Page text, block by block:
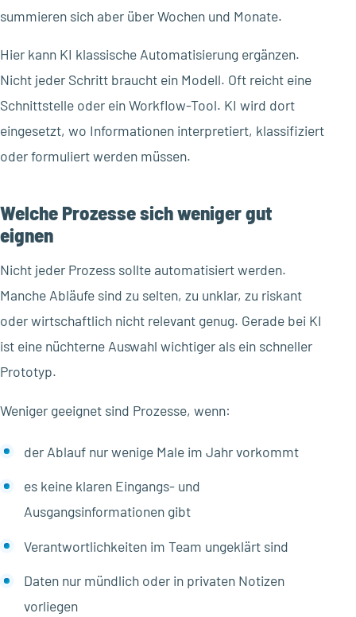
summieren sich aber über Wochen und Monate.
Hier kann KI klassische Automatisierung ergänzen.
Nicht jeder Schritt braucht ein Modell. Oft reicht eine
Schnittstelle oder ein Workflow-Tool. KI wird dort
eingesetzt, wo Informationen interpretiert, klassifiziert
oder formuliert werden müssen.
Welche Prozesse sich weniger gut
eignen
Nicht jeder Prozess sollte automatisiert werden.
Manche Abläufe sind zu selten, zu unklar, zu riskant
oder wirtschaftlich nicht relevant genug. Gerade bei KI
ist eine nüchterne Auswahl wichtiger als ein schneller
Prototyp.
Weniger geeignet sind Prozesse, wenn:
der Ablauf nur wenige Male im Jahr vorkommt
es keine klaren Eingangs- und
Ausgangsinformationen gibt
Verantwortlichkeiten im Team ungeklärt sind
Daten nur mündlich oder in privaten Notizen
vorliegen